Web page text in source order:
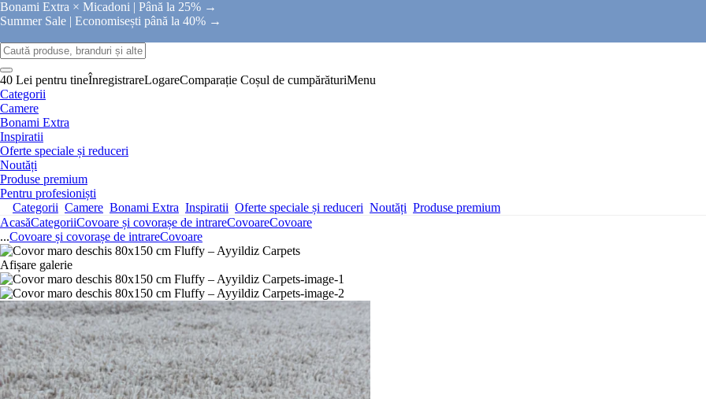
Bonami Extra × Micadoni | Până la 25% →
Summer Sale | Economisești până la 40% →
40 Lei pentru tineÎnregistrareLogareComparație Coșul de cumpărăturiMenu
Categorii
Camere
Bonami Extra
Inspiratii
Oferte speciale și reduceri
Noutăți
Produse premium
Pentru profesioniști
Categorii Camere Bonami Extra Inspiratii Oferte speciale și reduceri Noutăți Produse premium
AcasăCategoriiCovoare și covorașe de intrareCovoareCovoare
...Covoare și covorașe de intrareCovoare
Afișare galerie